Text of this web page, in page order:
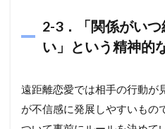
2-3．「関係がい
い」という精神的
遠距離恋愛では相手の行動が
が不信感に発展しやすいもの